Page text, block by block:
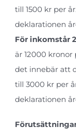
till 1500 kr per
deklarationen
För inkomstår
är 12000 kronor
det innebär att
till 3000 kr per
deklarationen